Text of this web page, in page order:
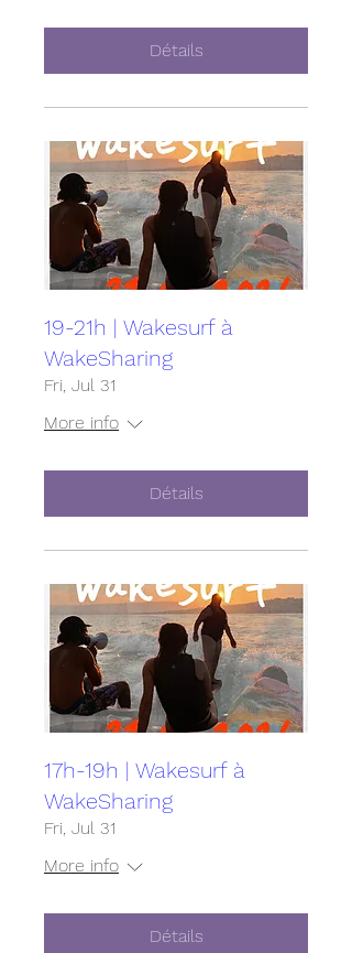
Détails
19-21h | Wakesurf à
WakeSharing
Fri, Jul 31
More info
Détails
17h-19h | Wakesurf à
WakeSharing
Fri, Jul 31
More info
Détails